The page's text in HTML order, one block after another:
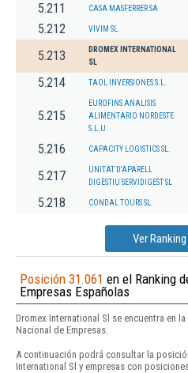
5.211 CASA MASFERRER SA
5.212 VIVIM SL.
5.213
DROMEX INTERNATIONAL
SL
5.214 TAOL INVERSIONES S.L.
5.215
EUROFINS ANALISIS
ALIMENTARIO NORDESTE
S.L.U.
5.216 CAPACITY LOGISTICS SL.
5.217
UNITAT D'APARELL
DIGESTIU SERVIDIGEST SL
5.218 CONDAL TOURS SL.
Ver
Posición 31.061 en el Ranking
Empresas Españolas
Dromex International Sl se encuentra en
Nacional de Empresas.
A continuación podrá consultar la
International Sl y empresas con